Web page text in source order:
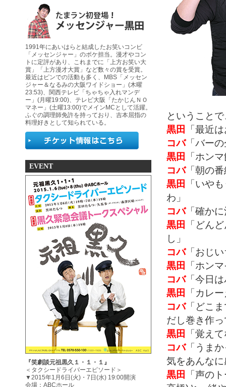
1991年にあいはらと結成したお笑いコンビ
「メッセンジャー」のボケ担当。漫才やコン
トに定評があり、これまでに「上方お笑い大
賞」「上方漫才大賞」など数々の賞を受賞。
最近はピンでの活動も多く、MBS「メッセン
ジャー＆なるみの大阪ワイドショー」(木曜
23:53)、関西テレビ「ちゃちゃ入れマンデ
ー」(月曜19:00)、テレビ大阪「たかじんＮＯ
マネー」(土曜13:00)でメインMCとして活躍。
ふぐの調理師免許を持っており、吉本屈指の
料理好きとして知られている。
EVENT
『笑劇談元祖黒久１・１・１』
＜タクシードライバーエピソード＞
▼2015年1月6日(火)・7日(水) 19:00開演
会場：ABCホール
ということ
黒田 「最近
コバ「バー
黒田 「ホン
コバ「朝の
黒田 「いや
わ」
コバ「確か
黒田 「どん
し」
コバ「おじ
黒田 「ホン
コバ「今日
黒田 「カレ
コバ「どこ
だし巻き作
黒田 「覚え
コバ「うま
気をあんな
黒田 「声の